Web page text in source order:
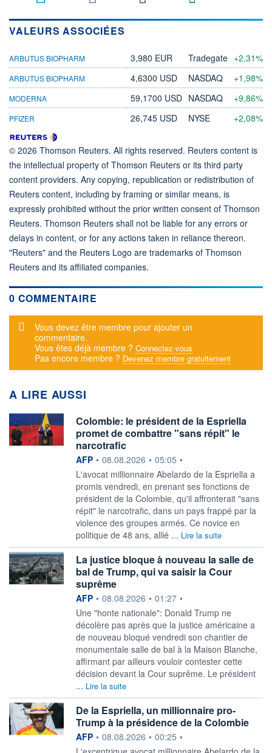
VALEURS ASSOCIÉES
ARBUTUS BIOPHARM 3,980 EUR Tradegate +2,31%
ARBUTUS BIOPHARM 4,6300 USD NASDAQ +1,98%
MODERNA 59,1700 USD NASDAQ +9,86%
PFIZER 26,745 USD NYSE +2,08%
© 2026 Thomson Reuters. All rights reserved. Reuters content is
the intellectual property of Thomson Reuters or its third party
content providers. Any copying, republication or redistribution of
Reuters content, including by framing or similar means, is
expressly prohibited without the prior written consent of Thomson
Reuters. Thomson Reuters shall not be liable for any errors or
delays in content, or for any actions taken in reliance thereon.
"Reuters" and the Reuters Logo are trademarks of Thomson
Reuters and its affiliated companies.
0 COMMENTAIRE
Message d'alerte
Vous devez être membre pour ajouter un
commentaire.
Vous êtes déjà membre ? Connectez-vous
Pas encore membre ? Devenez membre gratuitement
A LIRE AUSSI
Colombie: le président de la Espriella
promet de combattre "sans répit" le
narcotrafic
information fournie par
AFP • 08.08.2026 • 05:05 •
L'avocat millionnaire Abelardo de la Espriella a
promis vendredi, en prenant ses fonctions de
président de la Colombie, qu'il affronterait "sans
répit" le narcotrafic, dans un pays frappé par la
violence des groupes armés. Ce novice en
politique de 48 ans, allié ... Lire la suite
La justice bloque à nouveau la salle de
bal de Trump, qui va saisir la Cour
suprême
information fournie par
AFP • 08.08.2026 • 01:27 •
Une "honte nationale": Donald Trump ne
décolère pas après que la justice américaine a
de nouveau bloqué vendredi son chantier de
monumentale salle de bal à la Maison Blanche,
affirmant par ailleurs vouloir contester cette
décision devant la Cour suprême. Le président
... Lire la suite
De la Espriella, un millionnaire pro-
Trump à la présidence de la Colombie
information fournie par
AFP • 08.08.2026 • 00:25 •